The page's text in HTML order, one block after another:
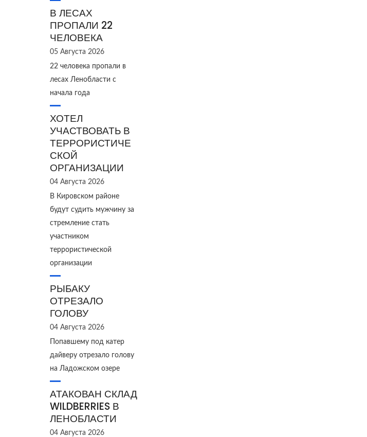
В ЛЕСАХ
ПРОПАЛИ 22
ЧЕЛОВЕКА
05 Августа 2026
22 человека пропали в
лесах Ленобласти с
начала года
ХОТЕЛ
УЧАСТВОВАТЬ В
ТЕРРОРИСТИЧЕ
СКОЙ
ОРГАНИЗАЦИИ
04 Августа 2026
В Кировском районе
будут судить мужчину за
стремление стать
участником
террористической
организации
РЫБАКУ
ОТРЕЗАЛО
ГОЛОВУ
04 Августа 2026
Попавшему под катер
дайверу отрезало голову
на Ладожском озере
АТАКОВАН СКЛАД
WILDBERRIES В
ЛЕНОБЛАСТИ
04 Августа 2026